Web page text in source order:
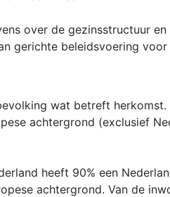
over de gezinsstructuur
gerichte beleidsvoering
wat betreft
achtergrond (exclusief
heeft 90% een
achtergrond. Van de